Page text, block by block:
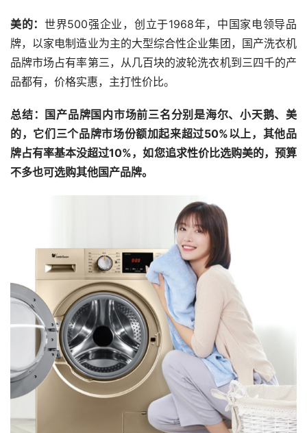
美的：世界500强企业，创立于1968年，中国家电领导品
牌，以家电制造业为主的大型综合性企业集团，国产洗衣机
品牌市场占有率第三，从几百块的波轮洗衣机到三四千的产
品都有，价格实惠，主打性价比。
总结：国产品牌国内市场前三名分别是海尔、小天鹅、美
的，它们三个品牌市场份额加起来超过50%以上，其他品
牌占有率基本没超过10%，如您追求性价比选购美的，预算
不多也可选购其他国产品牌。